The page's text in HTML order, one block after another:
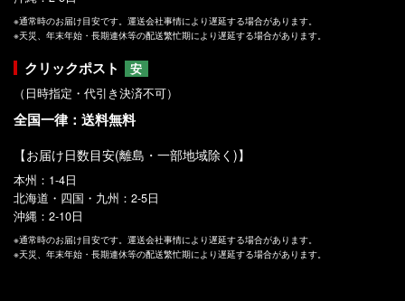
※通常時のお届け目安です。運送会社事情により遅延する場合があります。
※天災、年末年始・長期連休等の配送繁忙期により遅延する場合があります。
クリックポスト
安
（日時指定・代引き決済不可）
全国一律：送料無料
【お届け日数目安(離島・一部地域除く)】
本州：1-4日
北海道・四国・九州：2-5日
沖縄：2-10日
※通常時のお届け目安です。運送会社事情により遅延する場合があります。
※天災、年末年始・長期連休等の配送繁忙期により遅延する場合があります。